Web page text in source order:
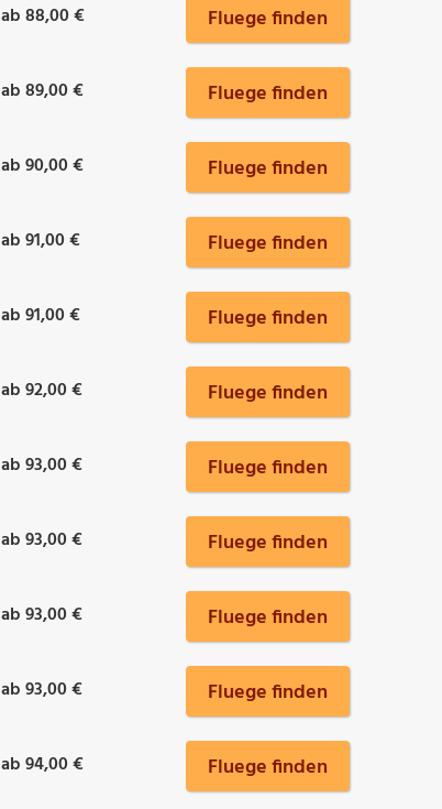
ab 88,00 € Fluege finden
ab 89,00 € Fluege finden
ab 90,00 € Fluege finden
ab 91,00 € Fluege finden
ab 91,00 € Fluege finden
ab 92,00 € Fluege finden
ab 93,00 € Fluege finden
ab 93,00 € Fluege finden
ab 93,00 € Fluege finden
ab 93,00 € Fluege finden
ab 94,00 € Fluege finden